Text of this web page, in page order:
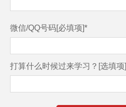
微信/QQ号码[必填项]*
打算什么时候过来学习？[选填项]